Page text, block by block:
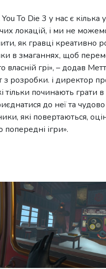
To Die 3 у нас є кілька
локацій, і ми не
як гравці креативно
в змаганнях, щоб
власній грі», – додав
з розробки. і директор
тільки починають грати
до неї та
які повертаються,
попередні ігри».